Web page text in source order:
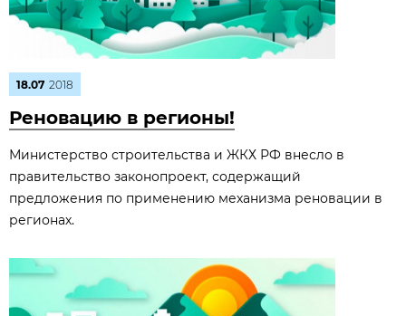
18.07 2018
Реновацию в регионы!
Министерство строительства и ЖКХ РФ внесло в
правительство законопроект, содержащий
предложения по применению механизма реновации в
регионах.